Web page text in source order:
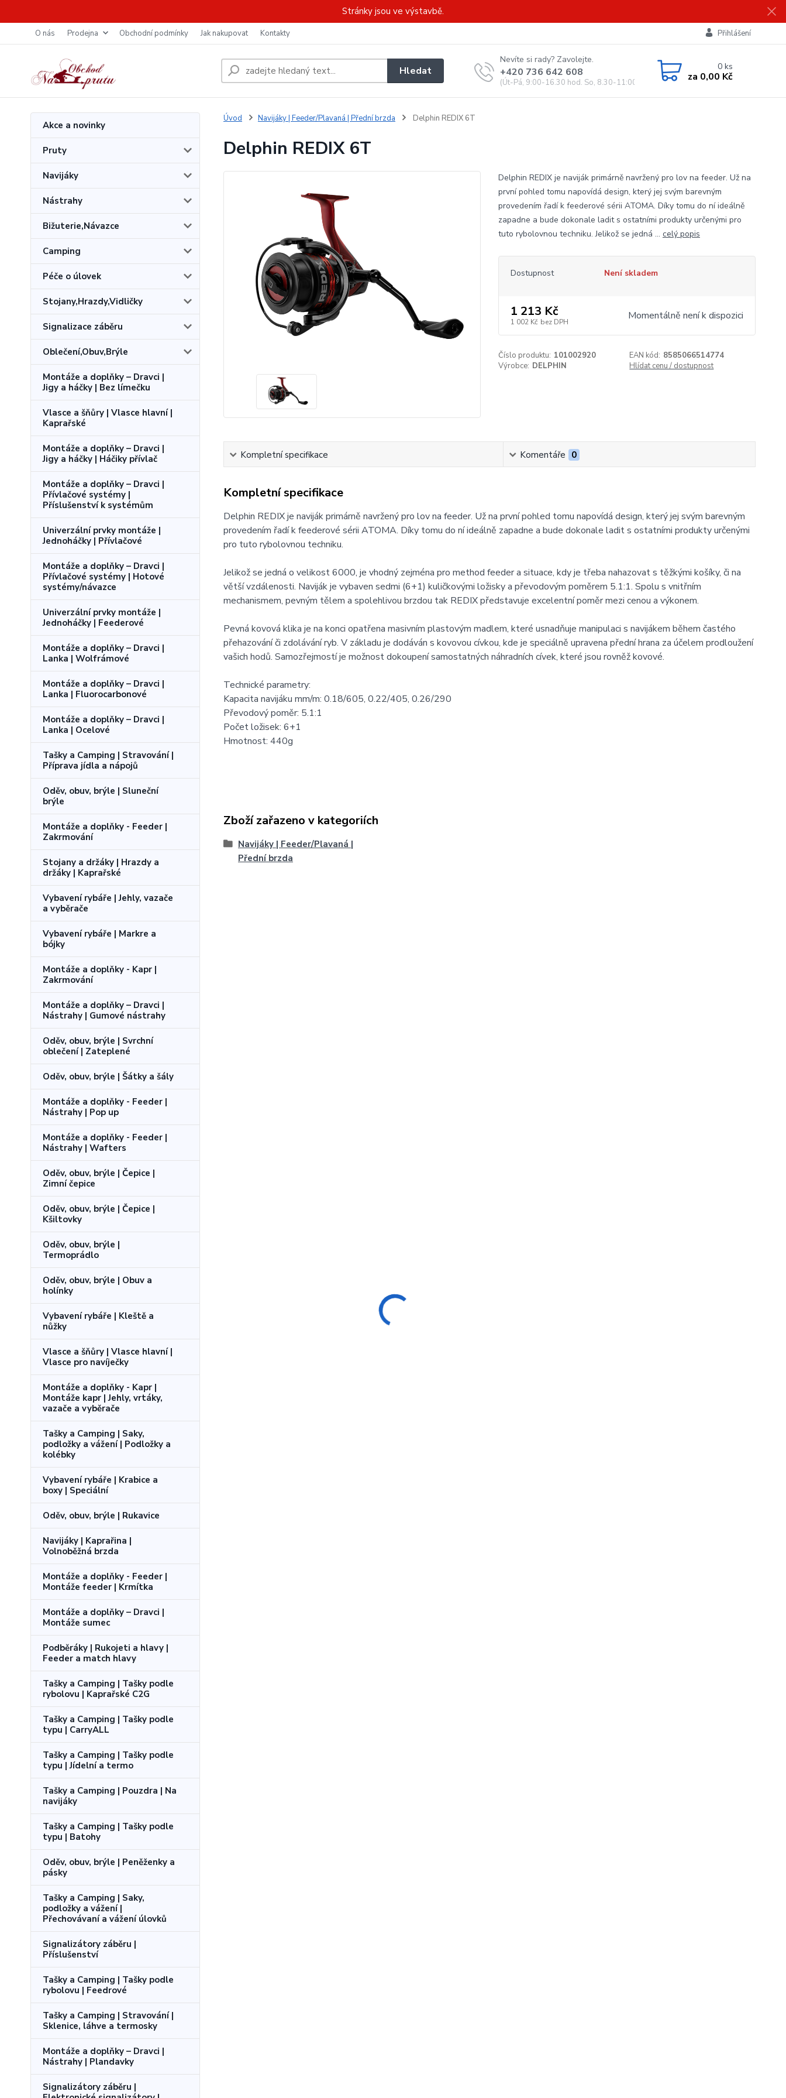
Stránky jsou ve výstavbě.
O nás Prodejna Obchodní podmínky Jak nakupovat Kontakty Přihlášení
Hledat
Nevíte si rady? Zavolejte.
+420 736 642 608
(Út-Pá, 9:00-16.30 hod. So, 8.30-11:00 hod.)
0ks
za 0,00 Kč
Akce a novinky
Pruty
Navijáky
Nástrahy
Bižuterie,Návazce
Camping
Péče o úlovek
Stojany,Hrazdy,Vidličky
Signalizace záběru
Oblečení,Obuv,Brýle
Montáže a doplňky – Dravci |
Jigy a háčky | Bez límečku
Vlasce a šňůry | Vlasce hlavní |
Kaprařské
Montáže a doplňky – Dravci |
Jigy a háčky | Háčiky přívlač
Montáže a doplňky – Dravci |
Přívlačové systémy |
Příslušenství k systémům
Univerzální prvky montáže |
Jednoháčky | Přívlačové
Montáže a doplňky – Dravci |
Přívlačové systémy | Hotové
systémy/návazce
Univerzální prvky montáže |
Jednoháčky | Feederové
Montáže a doplňky – Dravci |
Lanka | Wolfrámové
Montáže a doplňky – Dravci |
Lanka | Fluorocarbonové
Montáže a doplňky – Dravci |
Lanka | Ocelové
Tašky a Camping | Stravování |
Příprava jídla a nápojů
Oděv, obuv, brýle | Sluneční
brýle
Montáže a doplňky - Feeder |
Zakrmování
Stojany a držáky | Hrazdy a
držáky | Kaprařské
Vybavení rybáře | Jehly, vazače
a vyběrače
Vybavení rybáře | Markre a
bójky
Montáže a doplňky - Kapr |
Zakrmování
Montáže a doplňky – Dravci |
Nástrahy | Gumové nástrahy
Oděv, obuv, brýle | Svrchní
oblečení | Zateplené
Oděv, obuv, brýle | Šátky a šály
Montáže a doplňky - Feeder |
Nástrahy | Pop up
Montáže a doplňky - Feeder |
Nástrahy | Wafters
Oděv, obuv, brýle | Čepice |
Zimní čepice
Oděv, obuv, brýle | Čepice |
Kšiltovky
Oděv, obuv, brýle |
Termoprádlo
Oděv, obuv, brýle | Obuv a
holínky
Vybavení rybáře | Kleště a
nůžky
Vlasce a šňůry | Vlasce hlavní |
Vlasce pro navíječky
Montáže a doplňky - Kapr |
Montáže kapr | Jehly, vrtáky,
vazače a vyběrače
Tašky a Camping | Saky,
podložky a vážení | Podložky a
kolébky
Vybavení rybáře | Krabice a
boxy | Speciální
Oděv, obuv, brýle | Rukavice
Navijáky | Kaprařina |
Volnoběžná brzda
Montáže a doplňky - Feeder |
Montáže feeder | Krmítka
Montáže a doplňky – Dravci |
Montáže sumec
Podběráky | Rukojeti a hlavy |
Feeder a match hlavy
Tašky a Camping | Tašky podle
rybolovu | Kaprařské C2G
Tašky a Camping | Tašky podle
typu | CarryALL
Tašky a Camping | Tašky podle
typu | Jídelní a termo
Tašky a Camping | Pouzdra | Na
navijáky
Tašky a Camping | Tašky podle
typu | Batohy
Oděv, obuv, brýle | Peněženky a
pásky
Tašky a Camping | Saky,
podložky a vážení |
Přechovávaní a vážení úlovků
Signalizátory záběru |
Příslušenství
Tašky a Camping | Tašky podle
rybolovu | Feedrové
Tašky a Camping | Stravování |
Sklenice, láhve a termosky
Montáže a doplňky – Dravci |
Nástrahy | Plandavky
Signalizátory záběru |
Úvod Navijáky | Feeder/Plavaná | Přední brzda Delphin REDIX 6T
Delphin REDIX 6T
Delphin REDIX je naviják primárně navržený pro lov na feeder. Už na
první pohled tomu napovídá design, který jej svým barevným
provedením řadí k feederové sérii ATOMA. Díky tomu do ní ideálně
zapadne a bude dokonale ladit s ostatními produkty určenými pro
tuto rybolovnou techniku. Jelikož se jedná ... celý popis
Dostupnost Není skladem
1 213 Kč
1 002 Kč bez DPH Momentálně není k dispozici
Číslo produktu: 101002920 EAN kód: 8585066514774
Výrobce: DELPHIN Hlídat cenu / dostupnost
Kompletní specifikace Komentáře 0
Kompletní specifikace
Delphin REDIX je naviják primárně navržený pro lov na feeder. Už na první pohled tomu napovídá design, který jej svým barevným
provedením řadí k feederové sérii ATOMA. Díky tomu do ní ideálně zapadne a bude dokonale ladit s ostatními produkty určenými
pro tuto rybolovnou techniku.
Jelikož se jedná o velikost 6000, je vhodný zejména pro method feeder a situace, kdy je třeba nahazovat s těžkými košíky, či na
větší vzdálenosti. Naviják je vybaven sedmi (6+1) kuličkovými ložisky a převodovým poměrem 5.1:1. Spolu s vnitřním
mechanismem, pevným tělem a spolehlivou brzdou tak REDIX představuje excelentní poměr mezi cenou a výkonem.
Pevná kovová klika je na konci opatřena masivním plastovým madlem, které usnadňuje manipulaci s navijákem během častého
přehazování či zdolávání ryb. V základu je dodáván s kovovou cívkou, kde je speciálně upravena přední hrana za účelem prodloužení
vašich hodů. Samozřejmostí je možnost dokoupení samostatných náhradních cívek, které jsou rovněž kovové.
Technické parametry:
Kapacita navijáku mm/m: 0.18/605, 0.22/405, 0.26/290
Převodový poměr: 5.1:1
Počet ložisek: 6+1
Hmotnost: 440g
Zboží zařazeno v kategoriích
Navijáky | Feeder/Plavaná |
Přední brzda